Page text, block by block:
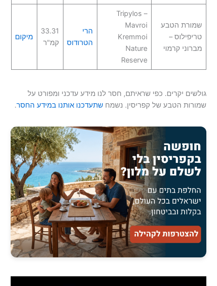
שמורת הטבע
טריפילוס –
מברוני קרמוי
Tripylos –
Mavroi
Kremmoi
Nature
Reserve
הרי
הטרודוס
33.31
קמ"ר
מיקום
גולשים יקרים. כפי שראיתם, חסר לנו מידע עדכני ומפורט על
שמורות הטבע של קפריסין. נשמחשתעדכנו אותנו במידע החסר.